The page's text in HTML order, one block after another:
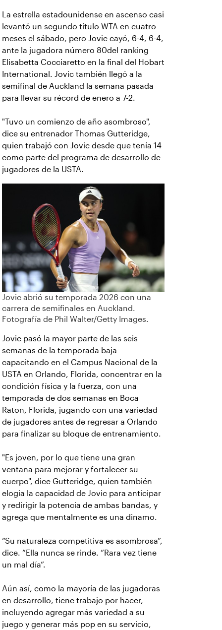
La estrella estadounidense en ascenso casi
levantó un segundo título WTA en cuatro
meses el sábado, pero Jovic cayó, 6-4, 6-4,
ante la jugadora número 80del ranking
Elisabetta Cocciaretto en la final del Hobart
International. Jovic también llegó a la
semifinal de Auckland la semana pasada
para llevar su récord de enero a 7-2.
"Tuvo un comienzo de año asombroso",
dice su entrenador Thomas Gutteridge,
quien trabajó con Jovic desde que tenía 14
como parte del programa de desarrollo de
jugadores de la USTA.
Jovic abrió su temporada 2026 con una
carrera de semifinales en Auckland.
Fotografía de Phil Walter/Getty Images.
Jovic pasó la mayor parte de las seis
semanas de la temporada baja
capacitando en el Campus Nacional de la
USTA en Orlando, Florida, concentrar en la
condición física y la fuerza, con una
temporada de dos semanas en Boca
Raton, Florida, jugando con una variedad
de jugadores antes de regresar a Orlando
para finalizar su bloque de entrenamiento.
"Es joven, por lo que tiene una gran
ventana para mejorar y fortalecer su
cuerpo", dice Gutteridge, quien también
elogia la capacidad de Jovic para anticipar
y redirigir la potencia de ambas bandas, y
agrega que mentalmente es una dinamo.
“Su naturaleza competitiva es asombrosa”,
dice. “Ella nunca se rinde. “Rara vez tiene
un mal día”.
Aún así, como la mayoría de las jugadoras
en desarrollo, tiene trabajo por hacer,
incluyendo agregar más variedad a su
juego y generar más pop en su servicio,